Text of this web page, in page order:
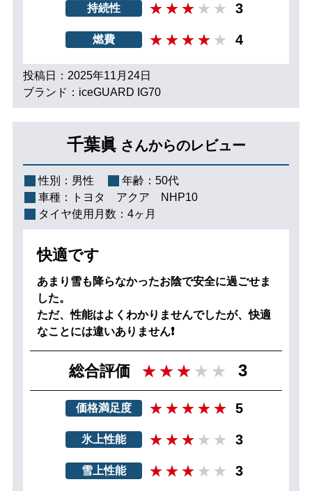
持続性 3
燃費 4
投稿日：2025年11月24日
ブランド：iceGUARD IG70
千葉眞 さんからのレビュー
性別： 男性 年齢： 50代
車種：
トヨタ アクア NHP10
タイヤ使用月数： 4ヶ月
快適です
あまり雪も降らなかったお陰で安全に過ごせま
した。
ただ、性能はよくわかりませんでしたが、快適
なことには違いありません❗
総合評価 3
価格満足度 5
氷上性能 3
雪上性能 3